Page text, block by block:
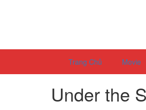
Trang Chủ Movie
Under the